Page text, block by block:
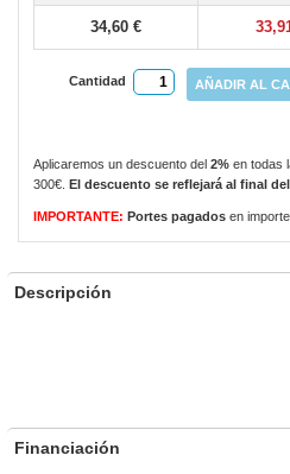
34,60 €
Cantidad AÑADIR AL
Aplicaremos un descuento del 2% en todas
300€.
El descuento se reflejará al final
IMPORTANTE: Portes pagados en
gallery
Descripción
Financiación